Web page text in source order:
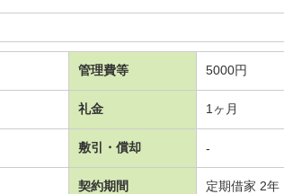
管理費等 5000円
礼金 1ヶ月
敷引・償却 -
契約期間 定期借家 2年